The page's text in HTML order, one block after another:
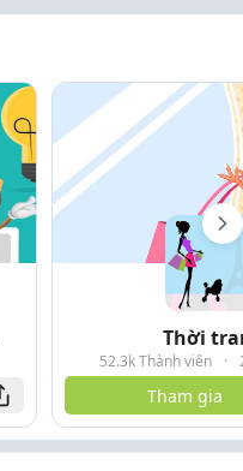
Thời
52.3k Thành viên ·
Tham gia